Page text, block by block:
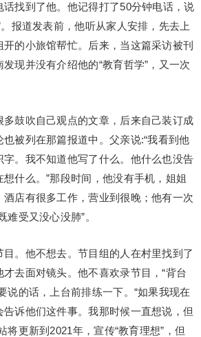
找到了他。他记得打了50分钟电话，说
报道发表前，他听从家人安排，先去上
的小旅馆帮忙。后来，当这篇采访被刊
现并没有介绍他的“教育哲学”，又一次
鼓吹自己观点的文章，后来自己装订成
被列在那篇报道中。父亲说:“我看到他
。我不知道他写了什么。他什么也没告
什么。”那段时间，他没有手机，姐姐
店有很多工作，营业到很晚；他有一次
难受又没心没肺”。
。他不想去。节目组的人在村里找到了
去面对镜头。他不喜欢录节目，“背台
说的话，上台前排练一下。“如果我现在
诉他们这件事。我那时候一直想说，但
将更新到2021年，宣传“教育理想”，但